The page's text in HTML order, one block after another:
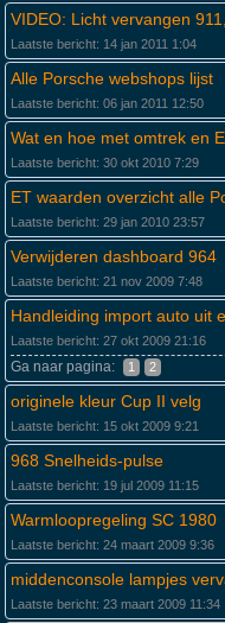
VIDEO: Licht vervangen
Laatste bericht: 14 jan 2011 1:04
Alle Porsche webshops lijst
Laatste bericht: 06 jan 2011 12:50
Wat en hoe met omtrek en
Laatste bericht: 30 okt 2010 7:29
ET waarden overzicht alle
Laatste bericht: 29 jan 2010 23:57
Verwijderen dashboard 964
Laatste bericht: 21 nov 2009 7:48
Handleiding import auto uit
Laatste bericht: 27 okt 2009 21:16
Ga naar pagina: 1 2
originele kleur Cup II velg
Laatste bericht: 15 okt 2009 9:21
968 Snelheids-pulse
Laatste bericht: 19 jul 2009 11:15
Warmloopregeling SC 1980
Laatste bericht: 24 maart 2009 9:36
middenconsole lampjes
Laatste bericht: 23 maart 2009 11:34